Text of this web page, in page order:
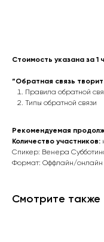
Стоимость указана за 1
“Обратная связь
Правила обратной
Типы обратной связи
Рекомендуемая
Количество участников:
Спикер: Венера
Формат: Оффлайн/онлайн
Смотрите также